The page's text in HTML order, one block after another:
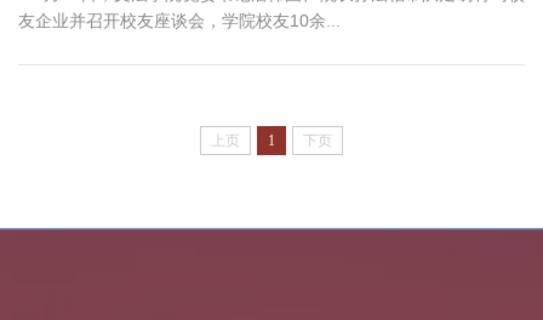
友企业并召开校友座谈会，学院校友10余...
上页 1 下页